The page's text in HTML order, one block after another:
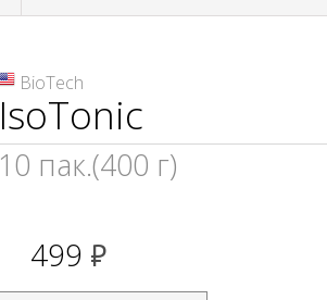
BioTech
IsoTonic
10 пак.(400 г)
499 руб.